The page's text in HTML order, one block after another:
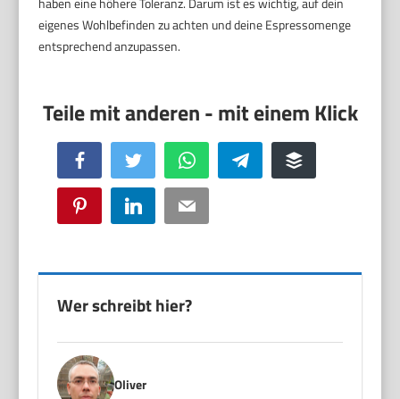
eigenes Wohlbefinden zu achten und deine Espressomenge
entsprechend anzupassen.
Facebook Twitter WhatsApp Telegram Buffer
Pinterest LinkedIn Email
Wer schreibt hier?
Oliver